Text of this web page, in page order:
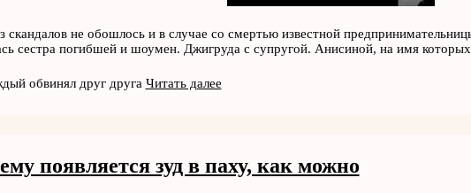
скандалов не обошлось и в случае со смертью известной
сестра погибшей и шоумен. Джигруда с супругой. Анисиной, на имя
обвинял друг друга Читать далее
появляется зуд в паху, как можно